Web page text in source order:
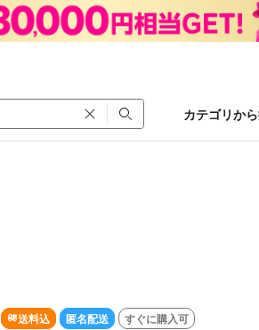
カテゴリか
送料込 匿名配送 すぐに購入可